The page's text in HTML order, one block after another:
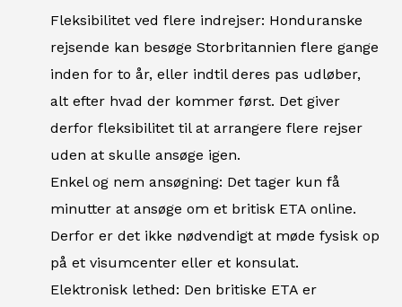
Fleksibilitet ved flere indrejser: Honduranske
rejsende kan besøge Storbritannien flere gange
inden for to år, eller indtil deres pas udløber,
alt efter hvad der kommer først. Det giver
derfor fleksibilitet til at arrangere flere rejser
uden at skulle ansøge igen.
Enkel og nem ansøgning: Det tager kun få
minutter at ansøge om et britisk ETA online.
Derfor er det ikke nødvendigt at møde fysisk op
på et visumcenter eller et konsulat.
Elektronisk lethed: Den britiske ETA er